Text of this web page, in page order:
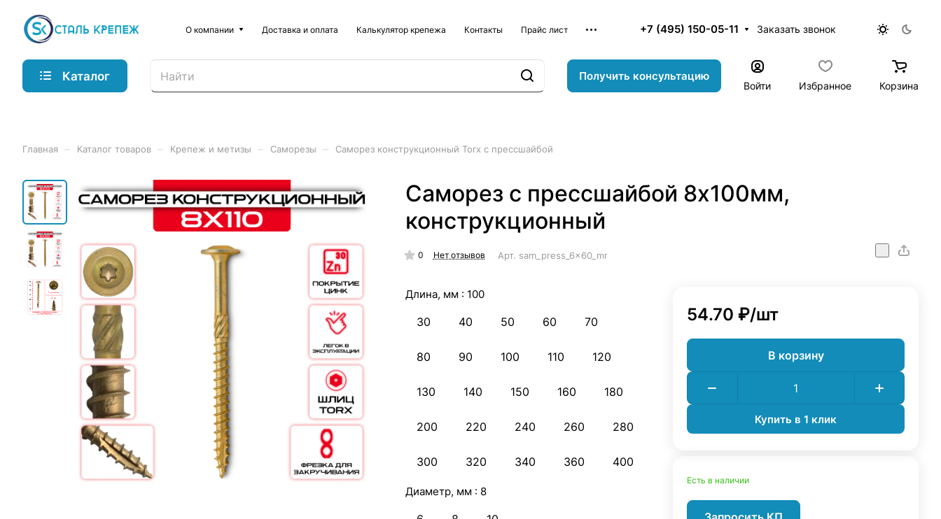
О компании Доставка и оплата Калькулятор крепежа Контакты Прайс лист +7 (495) 150-05-11 Заказать звонок
Каталог Получить консультацию
Войти Избранное Корзина
Главная Каталог товаров Крепеж и метизы Саморезы Саморез конструкционный Torx с прессшайбой
Саморез с прессшайбой 8х100мм,
конструкционный
0 Нет отзывов Арт. sam_press_6x60_mm_konstr
Длина, мм : 100
30 40 50 60 70
80 90 100 110 120
130 140 150 160 180
200 220 240 260 280
300 320 340 360 400
Диаметр, мм : 8
54.70 ₽/шт
В корзину
Купить в 1 клик
Есть в наличии